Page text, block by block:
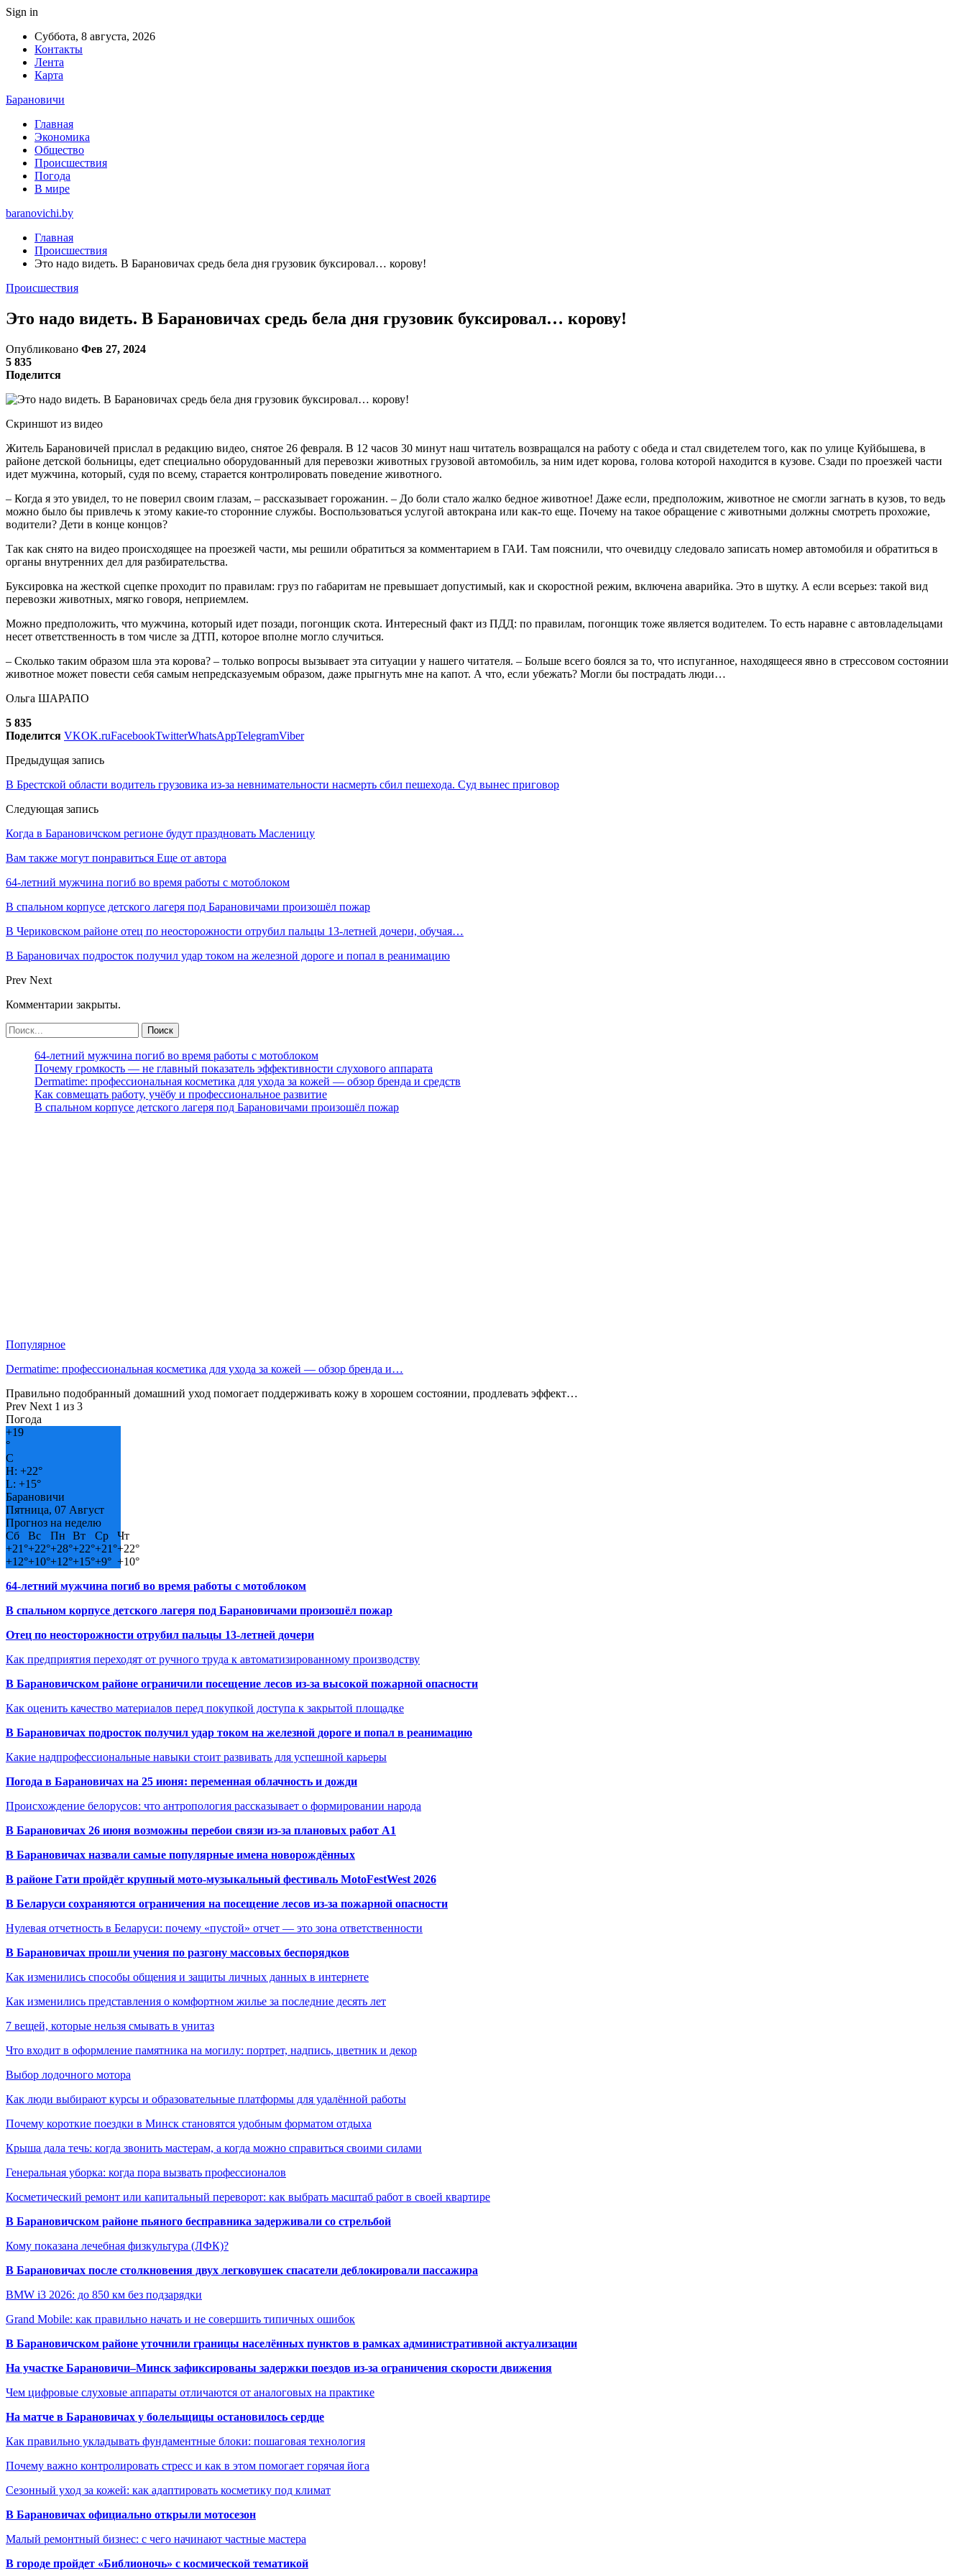
Sign in
Суббота, 8 августа, 2026
Контакты
Лента
Карта
Барановичи
Главная
Экономика
Общество
Происшествия
Погода
В мире
baranovichi.by
Главная
Происшествия
Это надо видеть. В Барановичах средь бела дня грузовик буксировал… корову!
Происшествия
Это надо видеть. В Барановичах средь бела дня грузовик буксировал… корову!
Опубликовано Фев 27, 2024
5 835
Поделится
Скриншот из видео
Житель Барановичей прислал в редакцию видео, снятое 26 февраля. В 12 часов 30 минут наш читатель возвращался на работу с обеда и стал свидетелем того, как по улице Куйбышева, в
районе детской больницы, едет специально оборудованный для перевозки животных грузовой автомобиль, за ним идет корова, голова которой находится в кузове. Сзади по проезжей части
идет мужчина, который, судя по всему, старается контролировать поведение животного.
– Когда я это увидел, то не поверил своим глазам, – рассказывает горожанин. – До боли стало жалко бедное животное! Даже если, предположим, животное не смогли загнать в кузов, то ведь
можно было бы привлечь к этому какие-то сторонние службы. Воспользоваться услугой автокрана или как-то еще. Почему на такое обращение с животными должны смотреть прохожие,
водители? Дети в конце концов?
Так как снято на видео происходящее на проезжей части, мы решили обратиться за комментарием в ГАИ. Там пояснили, что очевидцу следовало записать номер автомобиля и обратиться в
органы внутренних дел для разбирательства.
Буксировка на жесткой сцепке проходит по правилам: груз по габаритам не превышает допустимый, как и скоростной режим, включена аварийка. Это в шутку. А если всерьез: такой вид
перевозки животных, мягко говоря, неприемлем.
Можно предположить, что мужчина, который идет позади, погонщик скота. Интересный факт из ПДД: по правилам, погонщик тоже является водителем. То есть наравне с автовладельцами
несет ответственность в том числе за ДТП, которое вполне могло случиться.
– Сколько таким образом шла эта корова? – только вопросы вызывает эта ситуации у нашего читателя. – Больше всего боялся за то, что испуганное, находящееся явно в стрессовом состоянии
животное может повести себя самым непредсказуемым образом, даже прыгнуть мне на капот. А что, если убежать? Могли бы пострадать люди…
Ольга ШАРАПО
5 835
Поделится VKOK.ruFacebookTwitterWhatsAppTelegramViber
Предыдущая запись
В Брестской области водитель грузовика из-за невнимательности насмерть сбил пешехода. Суд вынес приговор
Следующая запись
Когда в Барановичском регионе будут праздновать Масленицу
Вам также могут понравиться Еще от автора
64-летний мужчина погиб во время работы с мотоблоком
В спальном корпусе детского лагеря под Барановичами произошёл пожар
В Чериковском районе отец по неосторожности отрубил пальцы 13-летней дочери, обучая…
В Барановичах подросток получил удар током на железной дороге и попал в реанимацию
Prev Next
Комментарии закрыты.
64-летний мужчина погиб во время работы с мотоблоком
Почему громкость — не главный показатель эффективности слухового аппарата
Dermatime: профессиональная косметика для ухода за кожей — обзор бренда и средств
Как совмещать работу, учёбу и профессиональное развитие
В спальном корпусе детского лагеря под Барановичами произошёл пожар
Популярное
Dermatime: профессиональная косметика для ухода за кожей — обзор бренда и…
Правильно подобранный домашний уход помогает поддерживать кожу в хорошем состоянии, продлевать эффект…
Prev Next 1 из 3
Погода
+19
°
C
H: +22°
L: +15°
Барановичи
Пятница, 07 Август
Прогноз на неделю
Сб
Вс Пн Вт Ср
Чт
+21°+22°+28°+22°+21°+22°
+12°+10°+12°+15°+9° +10°
64-летний мужчина погиб во время работы с мотоблоком
В спальном корпусе детского лагеря под Барановичами произошёл пожар
Отец по неосторожности отрубил пальцы 13-летней дочери
Как предприятия переходят от ручного труда к автоматизированному производству
В Барановичском районе ограничили посещение лесов из-за высокой пожарной опасности
Как оценить качество материалов перед покупкой доступа к закрытой площадке
В Барановичах подросток получил удар током на железной дороге и попал в реанимацию
Какие надпрофессиональные навыки стоит развивать для успешной карьеры
Погода в Барановичах на 25 июня: переменная облачность и дожди
Происхождение белорусов: что антропология рассказывает о формировании народа
В Барановичах 26 июня возможны перебои связи из-за плановых работ A1
В Барановичах назвали самые популярные имена новорождённых
В районе Гати пройдёт крупный мото-музыкальный фестиваль MotoFestWest 2026
В Беларуси сохраняются ограничения на посещение лесов из-за пожарной опасности
Нулевая отчетность в Беларуси: почему «пустой» отчет — это зона ответственности
В Барановичах прошли учения по разгону массовых беспорядков
Как изменились способы общения и защиты личных данных в интернете
Как изменились представления о комфортном жилье за последние десять лет
7 вещей, которые нельзя смывать в унитаз
Что входит в оформление памятника на могилу: портрет, надпись, цветник и декор
Выбор лодочного мотора
Как люди выбирают курсы и образовательные платформы для удалённой работы
Почему короткие поездки в Минск становятся удобным форматом отдыха
Крыша дала течь: когда звонить мастерам, а когда можно справиться своими силами
Генеральная уборка: когда пора вызвать профессионалов
Косметический ремонт или капитальный переворот: как выбрать масштаб работ в своей квартире
В Барановичском районе пьяного бесправника задерживали со стрельбой
Кому показана лечебная физкультура (ЛФК)?
В Барановичах после столкновения двух легковушек спасатели деблокировали пассажира
BMW i3 2026: до 850 км без подзарядки
Grand Mobile: как правильно начать и не совершить типичных ошибок
В Барановичском районе уточнили границы населённых пунктов в рамках административной актуализации
На участке Барановичи–Минск зафиксированы задержки поездов из-за ограничения скорости движения
Чем цифровые слуховые аппараты отличаются от аналоговых на практике
На матче в Барановичах у болельщицы остановилось сердце
Как правильно укладывать фундаментные блоки: пошаговая технология
Почему важно контролировать стресс и как в этом помогает горячая йога
Сезонный уход за кожей: как адаптировать косметику под климат
В Барановичах официально открыли мотосезон
Малый ремонтный бизнес: с чего начинают частные мастера
В городе пройдет «Библионочь» с космической тематикой